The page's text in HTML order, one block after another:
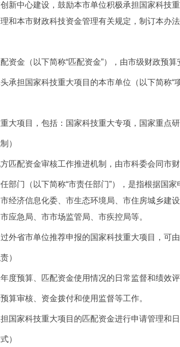
新中心建设，鼓励本市单位积极承担国家科技
和本市财政科技资金管理有关规定，制订本办法
资金（以下简称“匹配资金”），由市级财政预算
承担国家科技重大项目的本市单位（以下简称“
大项目，包括：国家科技重大专项，国家重点
）
匹配资金审核工作推进机制，由市科委会同市
部门（以下简称“市责任部门”），是指根据国
经济信息化委、市生态环境局、市住房城乡建
应急局、市市场监管局、市疾控局等。
外省市单位推荐申报的国家科技重大项目，可
）
度预算、匹配资金使用情况的日常监督和绩效评
算审核、资金拨付和使用监督等工作。
国家科技重大项目的匹配资金进行申请管理和日
）